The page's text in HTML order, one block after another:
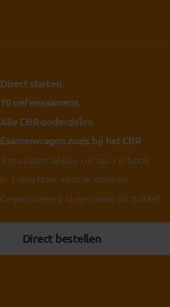
Direct starten
10 oefenexamens
Alle CBR-onderdelen
Examenvragen zoals bij het CBR
3 maanden online cursus + e-book
In 1 dag klaar voor je examen
Gegarandeerd slagen met dit pakket
Direct bestellen